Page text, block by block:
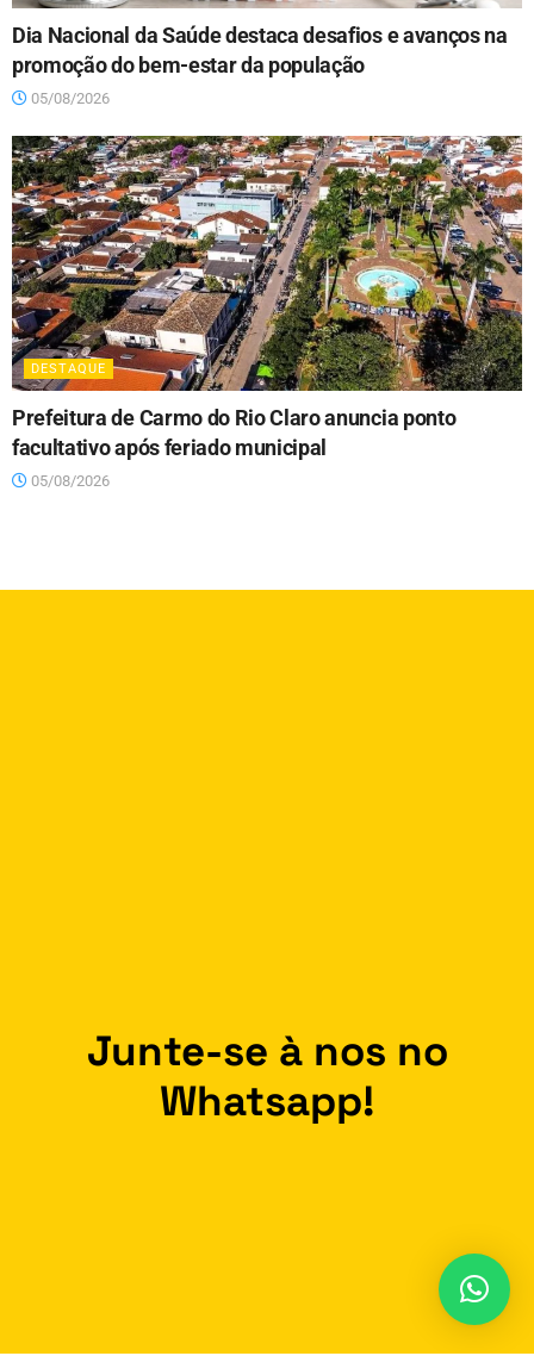
Dia Nacional da Saúde destaca desafios e avanços na
promoção do bem-estar da população
05/08/2026
DESTAQUE
Prefeitura de Carmo do Rio Claro anuncia ponto
facultativo após feriado municipal
05/08/2026
Junte-se à nos no
Whatsapp!